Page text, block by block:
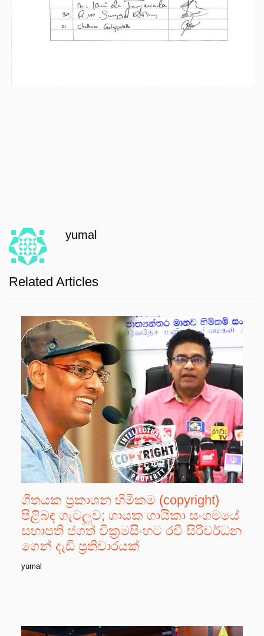
yumal
Related Articles
ගීතයක ප්‍රකාශන හිමිකම (copyright)
පිළිබඳ ගැටලුව; ගායක ගායිකා සංගමයේ
සභාපති ජගත් වික්‍රමසිංහට රවී සිරිවර්ධන
ගෙන් දැඩි ප්‍රතිචාරයක්
yumal